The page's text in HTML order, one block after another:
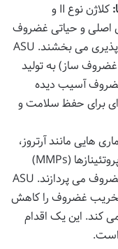
کلاژن نوع II و
اصلی و حیاتی غضروف
هستند که به آن استحکام و انعطاف پذیری می بخشند. ASU
ساز) به تولید
غضروف آسیب دیده
ای برای حفظ سلامت و
هایی مانند آرتروز،
آنزیم هایی مانند کلاژناز نوع II و متالوپروتئینازها (MMPs)
بیش از حد فعال شده و به تخریب غضروف می پردازند. ASU
تخریب غضروف را کاهش
کند. این یک اقدام
است.